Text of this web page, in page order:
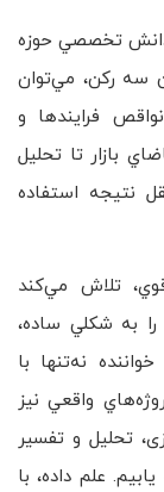
دانش تخصصي حوزه
سه ركن، مي‌توان
فرايندها و
بازار تا تحليل
نتيجه استفاده
تلاش مي‌كند
را به شكلي ساده،
نه‌تنها با
واقعي نيز
تحلیل و تفسیر
علم داده، با